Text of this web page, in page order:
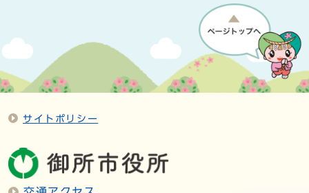
サイトポリシー